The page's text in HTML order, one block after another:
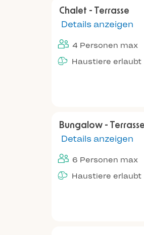
Chalet - Terrasse
Details anzeigen
4 Personen max
Haustiere erlaubt
Bungalow - Terrasse
Details anzeigen
6 Personen max
Haustiere erlaubt